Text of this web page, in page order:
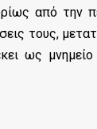
από την
τους,
ως